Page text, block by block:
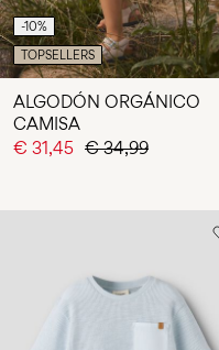
-10%
TOPSELLERS
ALGODÓN ORGÁNICO
CAMISA
€ 31,45 € 34,99